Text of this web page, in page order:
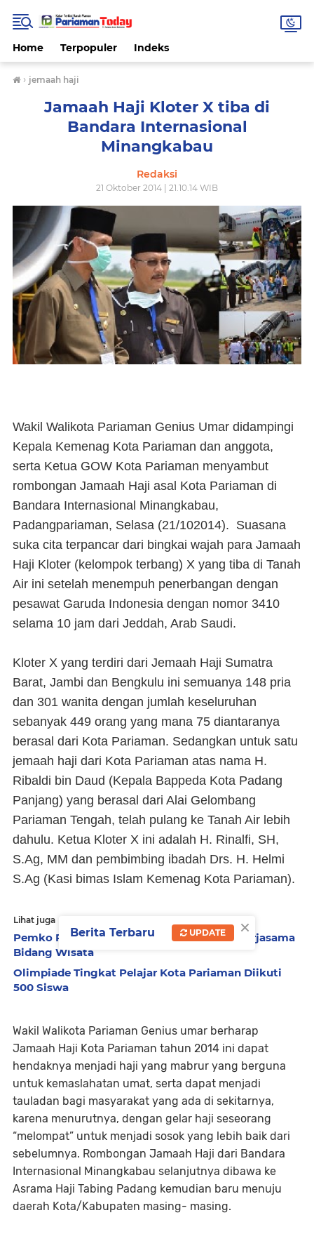
Home Terpopuler Indeks
› jemaah haji
Jamaah Haji Kloter X tiba di
Bandara Internasional
Minangkabau
Redaksi
21 Oktober 2014 | 21.10.14 WIB
Wakil Walikota Pariaman Genius Umar didampingi
Kepala Kemenag Kota Pariaman dan anggota,
serta Ketua GOW Kota Pariaman menyambut
rombongan Jamaah Haji asal Kota Pariaman di
Bandara Internasional Minangkabau,
Padangpariaman, Selasa (21/102014). Suasana
suka cita terpancar dari bingkai wajah para Jamaah
Haji Kloter (kelompok terbang) X yang tiba di Tanah
Air ini setelah menempuh penerbangan dengan
pesawat Garuda Indonesia dengan nomor 3410
selama 10 jam dari Jeddah, Arab Saudi.
Kloter X yang terdiri dari Jemaah Haji Sumatra
Barat, Jambi dan Bengkulu ini semuanya 148 pria
dan 301 wanita dengan jumlah keseluruhan
sebanyak 449 orang yang mana 75 diantaranya
berasal dari Kota Pariaman. Sedangkan untuk satu
jemaah haji dari Kota Pariaman atas nama H.
Ribaldi bin Daud (Kepala Bappeda Kota Padang
Panjang) yang berasal dari Alai Gelombang
Pariaman Tengah, telah pulang ke Tanah Air lebih
dahulu. Ketua Kloter X ini adalah H. Rinalfi, SH,
S.Ag, MM dan pembimbing ibadah Drs. H. Helmi
S.Ag (Kasi bimas Islam Kemenag Kota Pariaman).
Lihat juga
Pemko Pariaman dan Sawahlunto Jajaki Kerjasama
Bidang Wisata
Olimpiade Tingkat Pelajar Kota Pariaman Diikuti
500 Siswa
Wakil Walikota Pariaman Genius umar berharap
Jamaah Haji Kota Pariaman tahun 2014 ini dapat
hendaknya menjadi haji yang mabrur yang berguna
untuk kemaslahatan umat, serta dapat menjadi
tauladan bagi masyarakat yang ada di sekitarnya,
karena menurutnya, dengan gelar haji seseorang
“melompat” untuk menjadi sosok yang lebih baik dari
sebelumnya. Rombongan Jamaah Haji dari Bandara
Internasional Minangkabau selanjutnya dibawa ke
Asrama Haji Tabing Padang kemudian baru menuju
daerah Kota/Kabupaten masing- masing.
×
Berita Terbaru UPDATE